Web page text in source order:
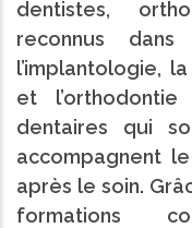
dentistes,
reconnus
l’implantologie,
et
dentaires qui
accompagnent
après le soin.
formations